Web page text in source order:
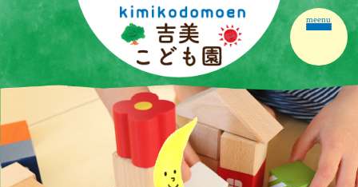
ホーム 園の紹介
園の生活 保育の内容
meenu